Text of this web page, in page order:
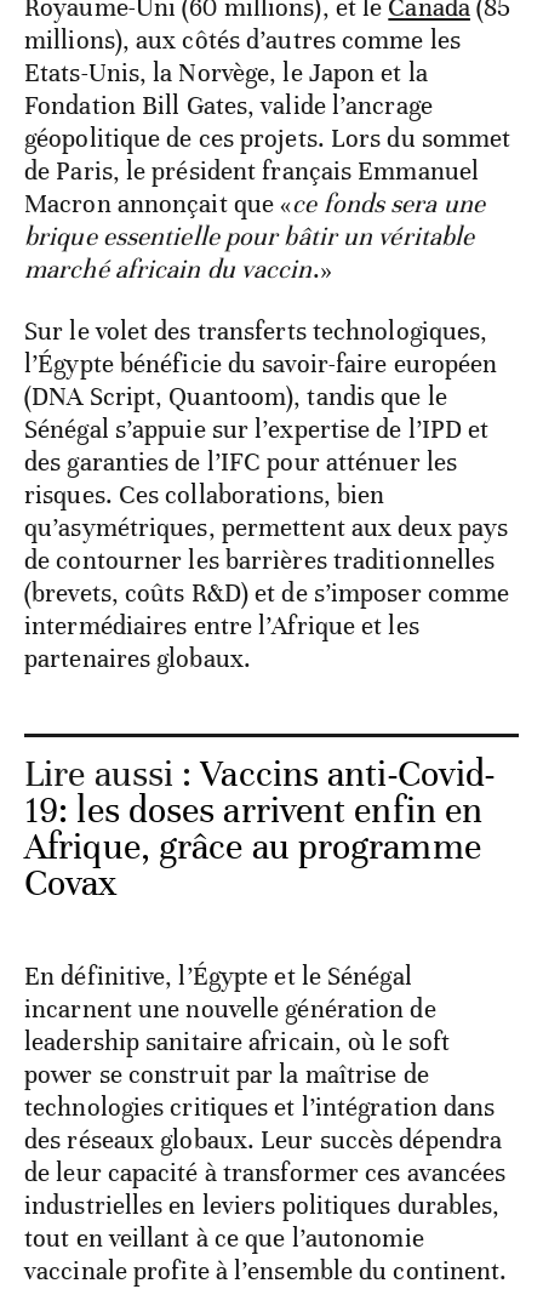
Royaume-Uni (60 millions), et le Canada(85
millions), aux côtés d’autres comme les
Etats-Unis, la Norvège, le Japon et la
Fondation Bill Gates, valide l’ancrage
géopolitique de ces projets. Lors du sommet
de Paris, le président français Emmanuel
Macron annonçait que «ce fonds sera une
brique essentielle pour bâtir un véritable
marché africain du vaccin.»
Sur le volet des transferts technologiques,
l’Égypte bénéficie du savoir-faire européen
(DNA Script, Quantoom), tandis que le
Sénégal s’appuie sur l’expertise de l’IPD et
des garanties de l’IFC pour atténuer les
risques. Ces collaborations, bien
qu’asymétriques, permettent aux deux pays
de contourner les barrières traditionnelles
(brevets, coûts R&D) et de s’imposer comme
intermédiaires entre l’Afrique et les
partenaires globaux.
Lire aussi :Vaccins anti-Covid-
19: les doses arrivent enfin en
Afrique, grâce au programme
Covax
En définitive, l’Égypte et le Sénégal
incarnent une nouvelle génération de
leadership sanitaire africain, où le soft
power se construit par la maîtrise de
technologies critiques et l’intégration dans
des réseaux globaux. Leur succès dépendra
de leur capacité à transformer ces avancées
industrielles en leviers politiques durables,
tout en veillant à ce que l’autonomie
vaccinale profite à l’ensemble du continent.